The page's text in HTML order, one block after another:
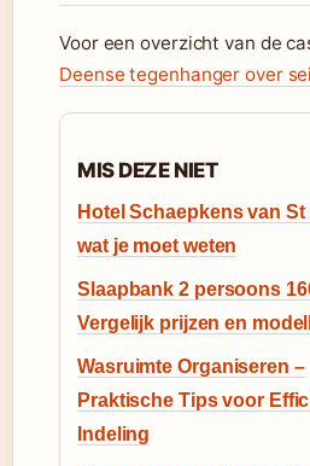
Voor een overzicht van de
Deense tegenhanger over
MIS DEZE NIET
Hotel Schaepkens van St
wat je moet weten
Slaapbank 2 persoons
Vergelijk prijzen en
Wasruimte Organiseren –
Praktische Tips voor
Indeling